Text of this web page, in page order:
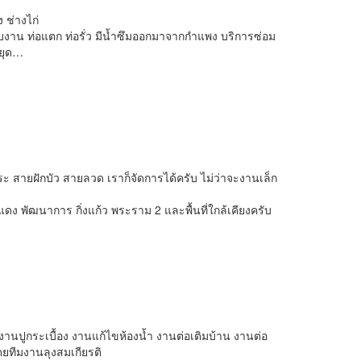
ช่างไก่
น ท่อแตก ท่อรั่ว มีน้ำซึมออกมาจากกำแพง บริการซ่อม
ด…
ายฝักบัว สายลวด เราก็จัดการได้ครับ ไม่ว่าจะงานเล็ก
ง พัฒนาการ กิ่งแก้ว พระราม 2 และพื้นที่ใกล้เคียงครับ
ปูกระเบื้อง งานแก้ไขห้องน้ำ งานต่อเติมบ้าน งานต่อ
ทีมงานลุงสมเกียรติ